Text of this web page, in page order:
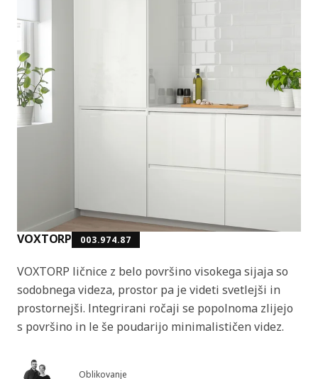
VOXTORP 003.974.87
VOXTORP ličnice z belo površino visokega sijaja so
sodobnega videza, prostor pa je videti svetlejši in
prostornejši. Integrirani ročaji se popolnoma zlijejo
s površino in le še poudarijo minimalističen videz.
Oblikovanje